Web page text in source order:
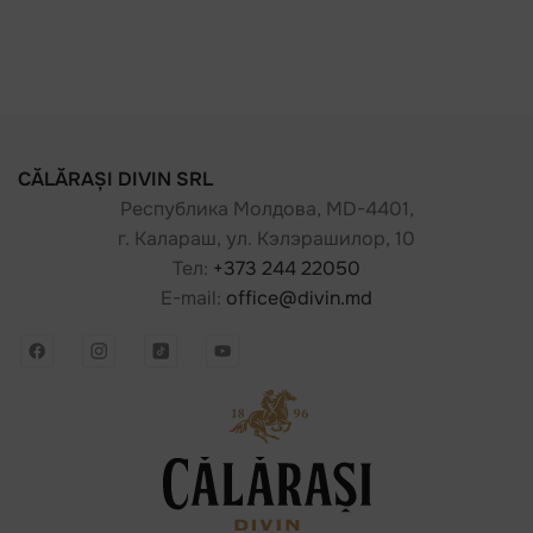
CĂLĂRAȘI DIVIN SRL
Республика Молдова, MD-4401,
г. Калараш, ул. Кэлэрашилор, 10
Тел: +373 244 22050
E-mail: office@divin.md